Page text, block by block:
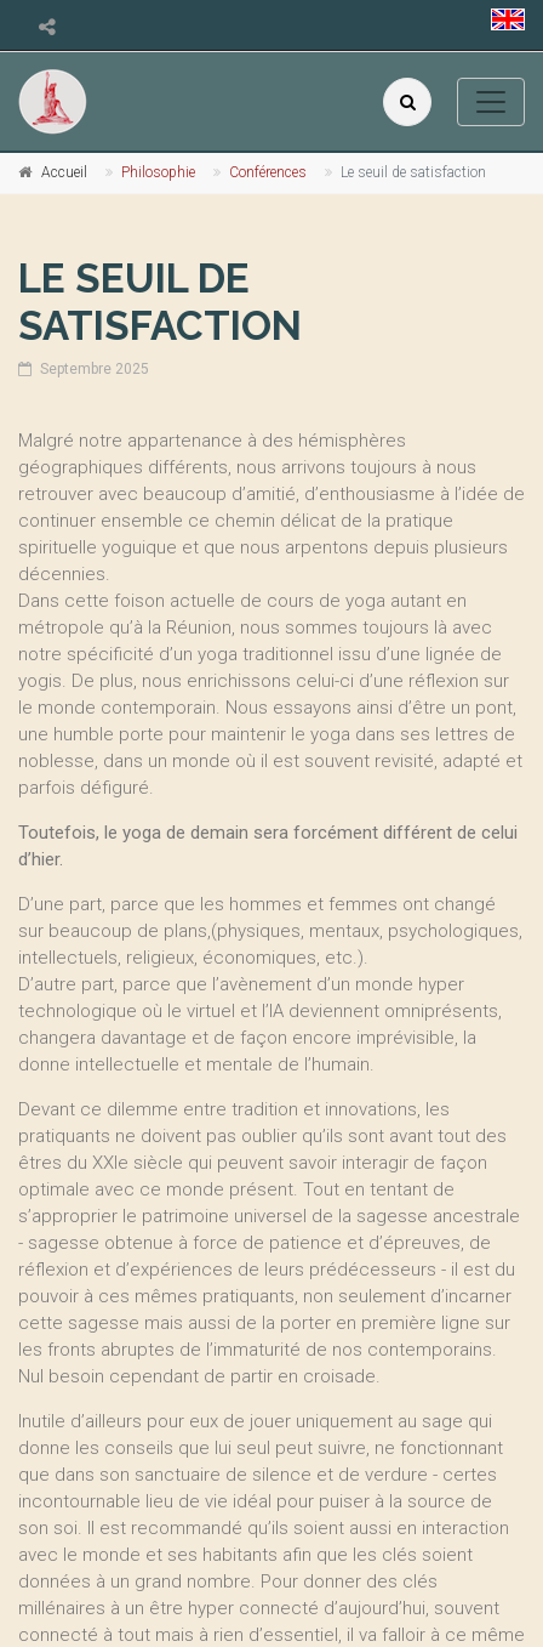
Accueil Philosophie Conférences Le seuil de satisfaction
LE SEUIL DE
SATISFACTION
Septembre 2025
Malgré notre appartenance à des hémisphères
géographiques différents, nous arrivons toujours à nous
retrouver avec beaucoup d’amitié, d’enthousiasme à l’idée de
continuer ensemble ce chemin délicat de la pratique
spirituelle yoguique et que nous arpentons depuis plusieurs
décennies.
Dans cette foison actuelle de cours de yoga autant en
métropole qu’à la Réunion, nous sommes toujours là avec
notre spécificité d’un yoga traditionnel issu d’une lignée de
yogis. De plus, nous enrichissons celui-ci d’une réflexion sur
le monde contemporain. Nous essayons ainsi d’être un pont,
une humble porte pour maintenir le yoga dans ses lettres de
noblesse, dans un monde où il est souvent revisité, adapté et
parfois défiguré.
Toutefois, le yoga de demain sera forcément différent de celui
d’hier.
D’une part, parce que les hommes et femmes ont changé
sur beaucoup de plans,(physiques, mentaux, psychologiques,
intellectuels, religieux, économiques, etc.).
D’autre part, parce que l’avènement d’un monde hyper
technologique où le virtuel et l’IA deviennent omniprésents,
changera davantage et de façon encore imprévisible, la
donne intellectuelle et mentale de l’humain.
Devant ce dilemme entre tradition et innovations, les
pratiquants ne doivent pas oublier qu’ils sont avant tout des
êtres du XXIe siècle qui peuvent savoir interagir de façon
optimale avec ce monde présent. Tout en tentant de
s’approprier le patrimoine universel de la sagesse ancestrale
- sagesse obtenue à force de patience et d’épreuves, de
réflexion et d’expériences de leurs prédécesseurs - il est du
pouvoir à ces mêmes pratiquants, non seulement d’incarner
cette sagesse mais aussi de la porter en première ligne sur
les fronts abruptes de l’immaturité de nos contemporains.
Nul besoin cependant de partir en croisade.
Inutile d’ailleurs pour eux de jouer uniquement au sage qui
donne les conseils que lui seul peut suivre, ne fonctionnant
que dans son sanctuaire de silence et de verdure - certes
incontournable lieu de vie idéal pour puiser à la source de
son soi. Il est recommandé qu’ils soient aussi en interaction
avec le monde et ses habitants afin que les clés soient
données à un grand nombre. Pour donner des clés
millénaires à un être hyper connecté d’aujourd’hui, souvent
connecté à tout mais à rien d’essentiel, il va falloir à ce même